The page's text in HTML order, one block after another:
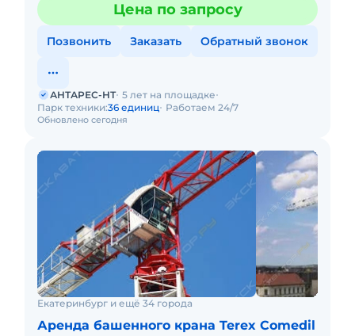
Цена по запросу
Позвонить Заказать Обратный звонок
Обновлено сегодня
АНТАРЕС-НТ 5 лет на площадке
Парк техники:36 единиц Работаем 24/7
Екатеринбург и ещё 34 города
Аренда башенного крана Terex Comedil